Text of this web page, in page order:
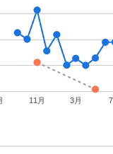
11月 3月